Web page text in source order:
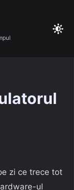
zi ce trece tot
ul